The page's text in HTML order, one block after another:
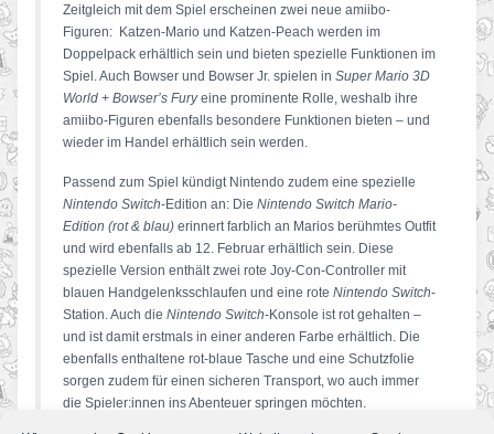
Zeitgleich mit dem Spiel erscheinen zwei neue amiibo-
Figuren: Katzen-Mario und Katzen-Peach werden im
Doppelpack erhältlich sein und bieten spezielle Funktionen im
Spiel. Auch Bowser und Bowser Jr. spielen in Super Mario 3D
World + Bowser’s Furyeine prominente Rolle, weshalb ihre
amiibo-Figuren ebenfalls besondere Funktionen bieten – und
wieder im Handel erhältlich sein werden.
Passend zum Spiel kündigt Nintendo zudem eine spezielle
Nintendo Switch-Edition an: Die Nintendo Switch Mario-
Edition (rot & blau) erinnert farblich an Marios berühmtes Outfit
und wird ebenfalls ab 12. Februar erhältlich sein. Diese
spezielle Version enthält zwei rote Joy-Con-Controller mit
blauen Handgelenksschlaufen und eine rote Nintendo Switch-
Station. Auch die Nintendo Switch-Konsole ist rot gehalten –
und ist damit erstmals in einer anderen Farbe erhältlich. Die
ebenfalls enthaltene rot-blaue Tasche und eine Schutzfolie
sorgen zudem für einen sicheren Transport, wo auch immer
die Spieler:innen ins Abenteuer springen möchten.